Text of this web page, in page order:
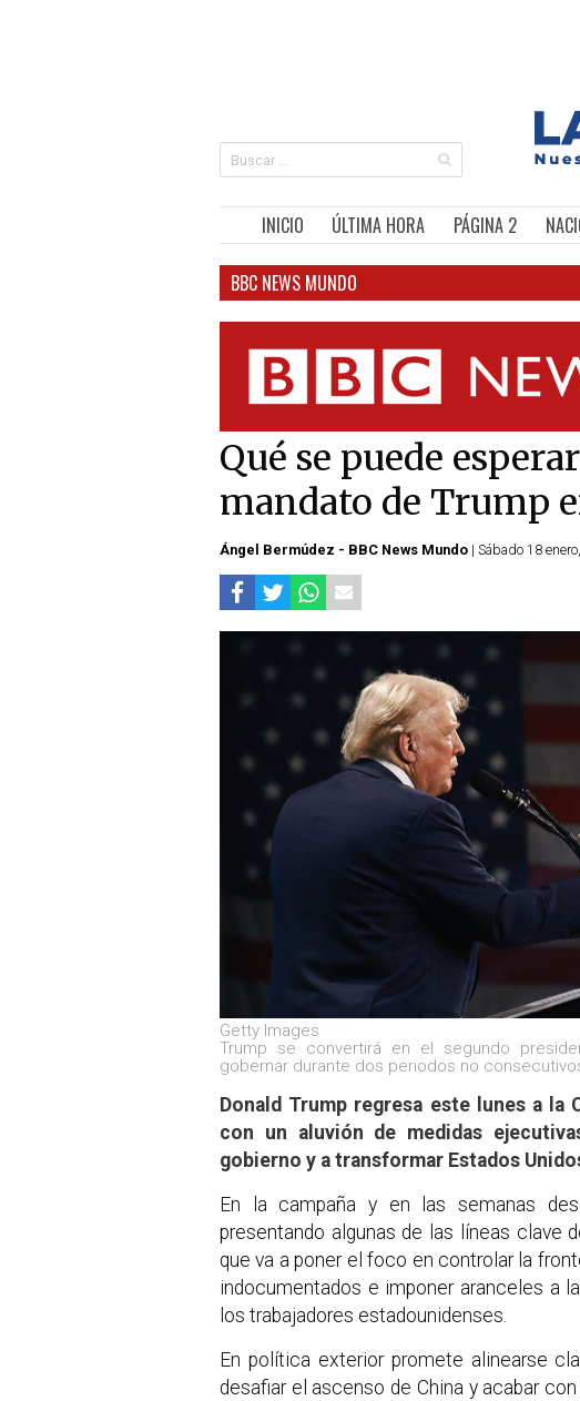
INICIO ÚLTIMA HORA PÁGINA 2
BBC NEWS MUNDO
Qué se puede
mandato de Trump
Ángel Bermúdez - BBC News Mundo | Sábado 18
Getty Images
Trump se convertirá en el segundo
gobernar durante dos periodos no
Donald Trump regresa este lunes a la
con un aluvión de medidas
gobierno y a transformar Estados
En la campaña y en las semanas
presentando algunas de las líneas clave
que va a poner el foco en controlar la
indocumentados e imponer aranceles a
los trabajadores estadounidenses.
En política exterior promete alinearse
desafiar el ascenso de China y acabar